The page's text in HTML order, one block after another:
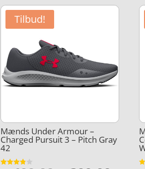
Tilbud!
Mænds Under Armour –
Charged Pursuit 3 – Pitch Gray
42